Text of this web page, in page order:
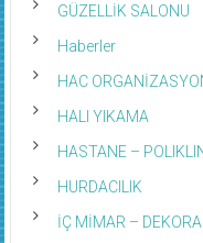
GÜZELLİK SALONU
Haberler
HAC
HALI YIKAMA
HASTANE –
HURDACILIK
İÇ MİMAR –